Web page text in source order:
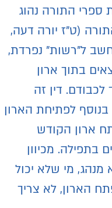
התורה נהוג
(ט"ז יורה דעה,
ל"רשות" נפרדת,
בתוך ארון
דין זה
לפתיחת הארון
ארון הקודש
בתפילה. מכיוון
מי שלא יכול
הארון, לא צריך